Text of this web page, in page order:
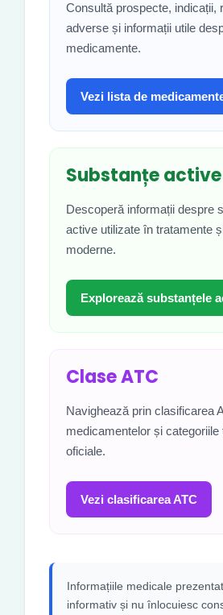
Consultă prospecte, indicații,
adverse și informații utile
medicamente.
Vezi lista de
Substanțe active
Descoperă informații despre
active utilizate în tratamente
moderne.
Explorează substanțele
Clase ATC
Navighează prin clasificarea
medicamentelor și categoriile
oficiale.
Vezi clasificarea ATC
Informațiile medicale
informativ și nu înlocuiesc